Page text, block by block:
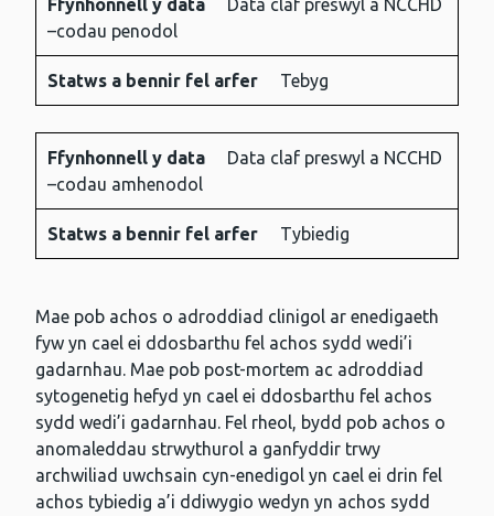
Ffynhonnell y data
Data claf preswyl a NCCHD
–codau penodol
Statws a bennir fel arfer Tebyg
Ffynhonnell y data
Data claf preswyl a NCCHD
–codau amhenodol
Statws a bennir fel arfer Tybiedig
Mae pob achos o adroddiad clinigol ar enedigaeth
fyw yn cael ei ddosbarthu fel achos sydd wedi’i
gadarnhau. Mae pob post-mortem ac adroddiad
sytogenetig hefyd yn cael ei ddosbarthu fel achos
sydd wedi’i gadarnhau. Fel rheol, bydd pob achos o
anomaleddau strwythurol a ganfyddir trwy
archwiliad uwchsain cyn-enedigol yn cael ei drin fel
achos tybiedig a’i ddiwygio wedyn yn achos sydd